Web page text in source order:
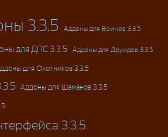
3.3.5 Аддоны для Воинов 3.3.5
для ДПС 3.3.5 Аддоны для Друидов 3.3.5
для Охотников 3.3.5
Аддоны для Шаманов 3.3.5
3.3.5